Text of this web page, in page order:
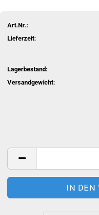
Art.Nr.:
Lieferzeit:
Lagerbestand:
Versandgewicht: